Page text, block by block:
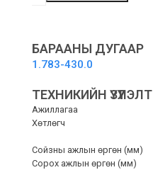
Li
УГААГЧ
quantity
БАРААНЫ ДУГААР
1.783-430.0
ТЕХНИКИЙН ҮЗҮҮЛЭЛТ
Ажиллагаа
Хөтлөгч
Сойзны ажлын өргөн (мм)
Сорох ажлын өргөн (мм)